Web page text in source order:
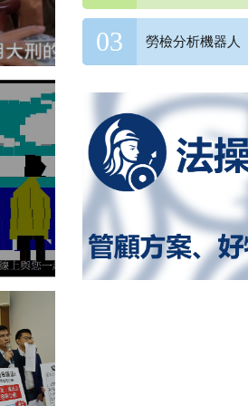
勞檢分析機器人